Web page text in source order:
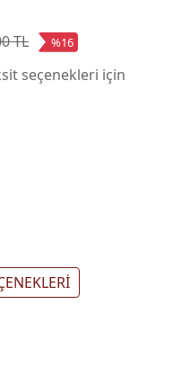
TL %16
seçenekleri için